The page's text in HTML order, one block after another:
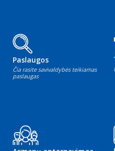
Paslaugos
Čia rasite savivaldybės teikiamas
paslaugas